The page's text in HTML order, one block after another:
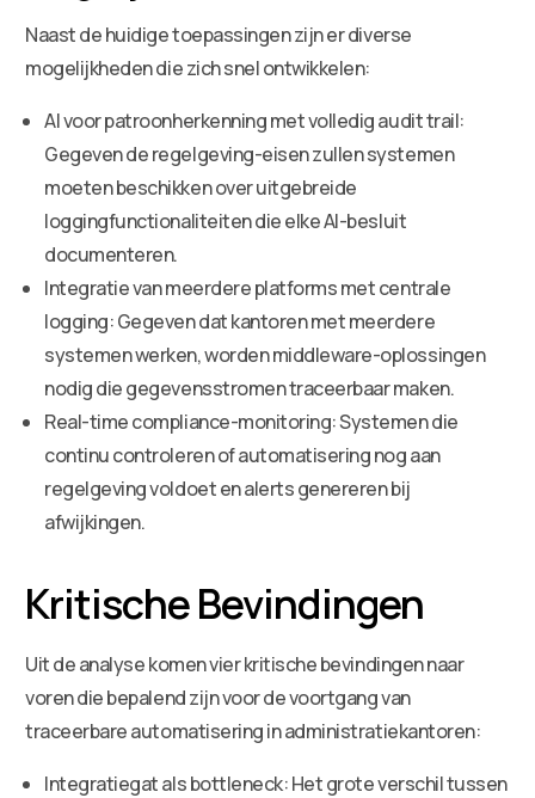
Naast de huidige toepassingen zijn er diverse
mogelijkheden die zich snel ontwikkelen:
AI voor patroonherkenning met volledig audit trail:
Gegeven de regelgeving-eisen zullen systemen
moeten beschikken over uitgebreide
loggingfunctionaliteiten die elke AI-besluit
documenteren.
Integratie van meerdere platforms met centrale
logging: Gegeven dat kantoren met meerdere
systemen werken, worden middleware-oplossingen
nodig die gegevensstromen traceerbaar maken.
Real-time compliance-monitoring: Systemen die
continu controleren of automatisering nog aan
regelgeving voldoet en alerts genereren bij
afwijkingen.
Kritische Bevindingen
Uit de analyse komen vier kritische bevindingen naar
voren die bepalend zijn voor de voortgang van
traceerbare automatisering in administratiekantoren:
Integratiegat als bottleneck: Het grote verschil tussen